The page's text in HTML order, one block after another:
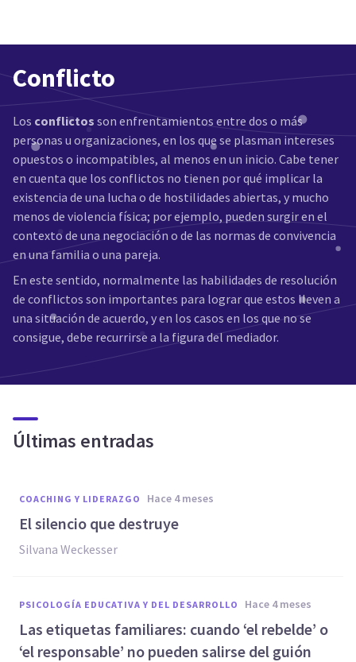
Conflicto
Los conflictos son enfrentamientos entre dos o más
personas u organizaciones, en los que se plasman intereses
opuestos o incompatibles, al menos en un inicio. Cabe tener
en cuenta que los conflictos no tienen por qué implicar la
existencia de una lucha o de hostilidades abiertas, y mucho
menos de violencia física; por ejemplo, pueden surgir en el
contexto de una negociación o de las normas de convivencia
en una familia o una pareja.
En este sentido, normalmente las habilidades de resolución
de conflictos son importantes para lograr que estos lleven a
una situación de acuerdo, y en los casos en los que no se
consigue, debe recurrirse a la figura del mediador.
Últimas entradas
COACHING Y LIDERAZGO hace 4 meses
El silencio que destruye
Silvana Weckesser
PSICOLOGÍA EDUCATIVA Y DEL DESARROLLO hace 4 meses
Las etiquetas familiares: cuando ‘el rebelde’ o
‘el responsable’ no pueden salirse del guión